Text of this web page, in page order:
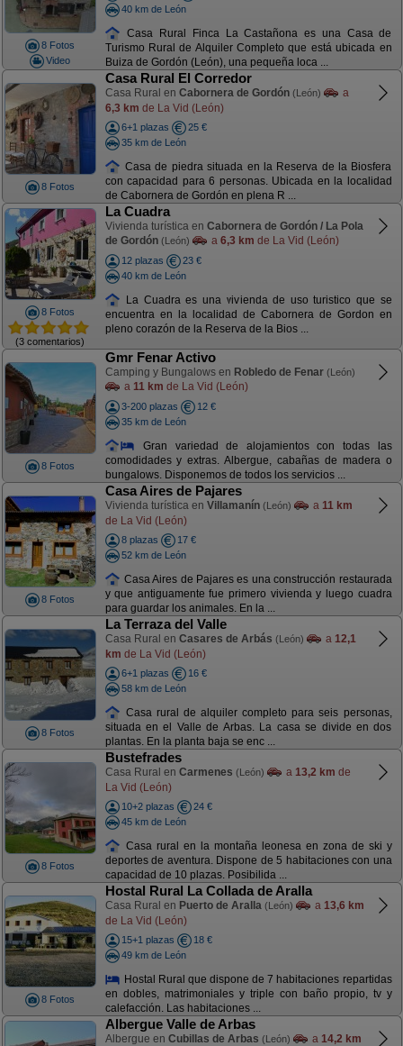
8 Fotos
Video
40 km de León
Casa Rural Finca La Castañona es una Casa de
Turismo Rural de Alquiler Completo que está ubicada en
Buiza de Gordón (León), una pequeña loca ...
8 Fotos
Casa Rural El Corredor
Casa Rural en Cabornera de Gordón (León)
a
6,3 km de La Vid (León)
6+1 plazas
25 €
35 km de León
Casa de piedra situada en la Reserva de la Biosfera
con capacidad para 6 personas. Ubicada en la localidad
de Cabornera de Gordón en plena R ...
8 Fotos
(3 comentarios)
La Cuadra
Vivienda turística en Cabornera de Gordón / La Pola
de Gordón (León) a 6,3 km de La Vid (León)
12 plazas
23 €
40 km de León
La Cuadra es una vivienda de uso turistico que se
encuentra en la localidad de Cabornera de Gordon en
pleno corazón de la Reserva de la Bios ...
8 Fotos
Gmr Fenar Activo
Camping y Bungalows en Robledo de Fenar (León)
a 11 km de La Vid (León)
3-200 plazas
12 €
35 km de León
Gran variedad de alojamientos con todas las
comodidades y extras. Albergue, cabañas de madera o
bungalows. Disponemos de todos los servicios ...
8 Fotos
Casa Aires de Pajares
Vivienda turística en Villamanín (León) a 11 km
de La Vid (León)
8 plazas
17 €
52 km de León
Casa Aires de Pajares es una construcción restaurada
y que antiguamente fue primero vivienda y luego cuadra
para guardar los animales. En la ...
8 Fotos
La Terraza del Valle
Casa Rural en Casares de Arbás (León) a 12,1
km de La Vid (León)
6+1 plazas
16 €
58 km de León
Casa rural de alquiler completo para seis personas,
situada en el Valle de Arbas. La casa se divide en dos
plantas. En la planta baja se enc ...
8 Fotos
Bustefrades
Casa Rural en Carmenes (León) a 13,2 km de
La Vid (León)
10+2 plazas
24 €
45 km de León
Casa rural en la montaña leonesa en zona de ski y
deportes de aventura. Dispone de 5 habitaciones con una
capacidad de 10 plazas. Posibilida ...
8 Fotos
Hostal Rural La Collada de Aralla
Casa Rural en Puerto de Aralla (León) a 13,6 km
de La Vid (León)
15+1 plazas
18 €
49 km de León
Hostal Rural que dispone de 7 habitaciones repartidas
en dobles, matrimoniales y triple con baño propio, tv y
calefacción. Las habitaciones ...
Albergue Valle de Arbas
Albergue en Cubillas de Arbas (León) a 14,2 km